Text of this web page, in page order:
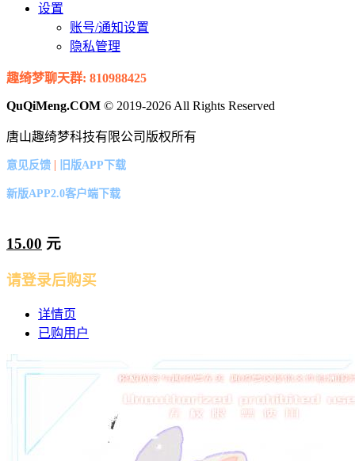
设置
账号/通知设置
隐私管理
趣绮梦聊天群: 810988425
QuQiMeng.COM © 2019-2026 All Rights Reserved
唐山趣绮梦科技有限公司版权所有
意见反馈 | 旧版APP下载
新版APP2.0客户端下载
15.00 元
请登录后购买
详情页
已购用户